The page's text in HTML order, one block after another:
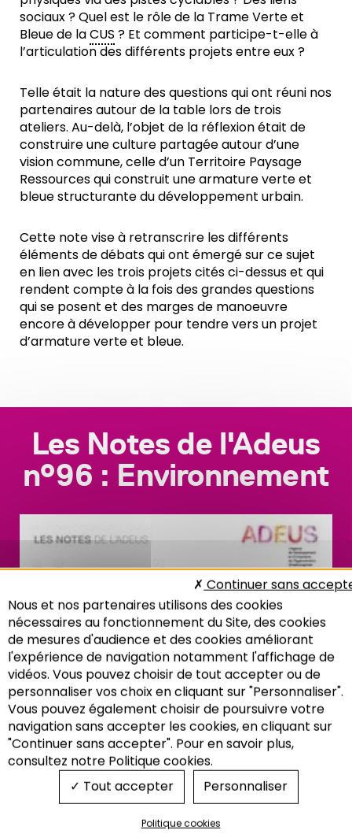
Recherche
sociaux ? Quel est le rôle de la Trame Verte et
Bleue de laCUS ? Et comment participe-t-elle à
l’articulation des différents projets entre eux ?
Telle était la nature des questions qui ont réuni nos
partenaires autour de la table lors de trois
ateliers. Au-delà, l’objet de la réflexion était de
construire une culture partagée autour d’une
vision commune, celle d’un Territoire Paysage
Ressources qui construit une armature verte et
bleue structurante du développement urbain.
Cette note vise à retranscrire les différents
éléments de débats qui ont émergé sur ce sujet
en lien avec les trois projets cités ci-dessus et qui
rendent compte à la fois des grandes questions
qui se posent et des marges de manoeuvre
encore à développer pour tendre vers un projet
d’armature verte et bleue.
Les Notes de l'Adeus
n°96 : Environnement
Nous et nos partenaires utilisons des cookies
nécessaires au fonctionnement du Site, des cookies
de mesures d'audience et des cookies améliorant
l'expérience de navigation notamment l'affichage de
vidéos. Vous pouvez choisir de tout accepter ou de
personnaliser vos choix en cliquant sur "Personnaliser".
Vous pouvez également choisir de poursuivre votre
navigation sans accepter les cookies, en cliquant sur
"Continuer sans accepter". Pour en savoir plus,
consultez notre Politique cookies.
Tout accepter
Continuer sans
Personnaliser
Politique cookies